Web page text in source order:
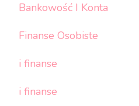
Bankowość I Konta
Finanse Osobiste
i finanse
i finanse